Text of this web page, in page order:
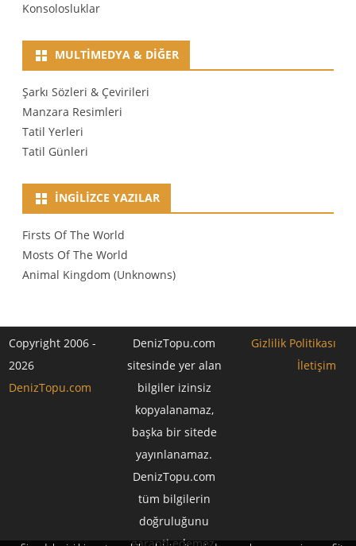
Konsolosluklar
MULTIMEDYA & DIĞER
Şarkı Sözleri & Çevirileri
Manzara Resimleri
Tatil Yerleri
Tatil Günleri
İNGILIZCE YAZILAR
Firsts Of The World
Mosts Of The World
Animal Kingdom (Unknowns)
Copyright 2006 -
2026
DenizTopu.com
DenizTopu.com
sitesinde yer alan
bilgiler izinsiz
kopyalanamaz,
başka bir sitede
yayınlanamaz.
DenizTopu.com
tüm bilgilerin
doğruluğunu
Gizlilik Politikası
İletişim